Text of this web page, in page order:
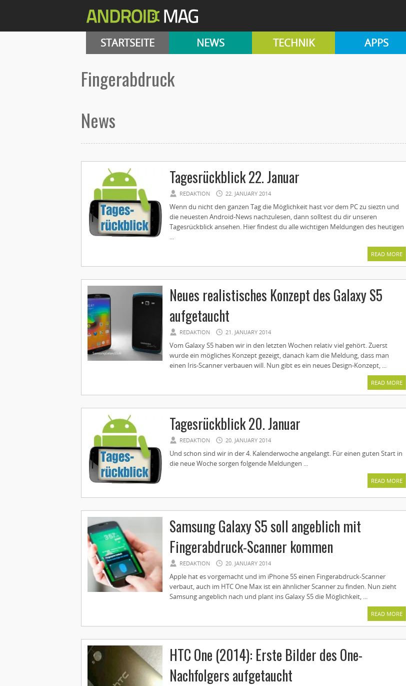
STARTSEITE NEWS TECHNIK APPS
Fingerabdruck
News
Tagesrückblick 22. Januar
REDAKTION 22. JANUARY 2014
Wenn du nicht den ganzen Tag die Möglichkeit hast vor dem PC zu sieztn und
die neuesten Android-News nachzulesen, dann solltest du dir unseren
Tagesrückblick ansehen. Hier findest du alle wichtigen Meldungen des heutigen
...
READ MORE
Neues realistisches Konzept des Galaxy S5
aufgetaucht
REDAKTION 21. JANUARY 2014
Vom Galaxy S5 haben wir in den letzten Wochen relativ viel gehört. Zuerst
wurde ein mögliches Konzept gezeigt, danach kam die Meldung, dass man
einen Iris-Scanner verbauen will. Nun gibt es ein neues Design-Konzept, ...
READ MORE
Tagesrückblick 20. Januar
REDAKTION 20. JANUARY 2014
Und schon sind wir in der 4. Kalenderwoche angelangt. Für einen guten Start in
die neue Woche sorgen folgende Meldungen ...
READ MORE
Samsung Galaxy S5 soll angeblich mit
Fingerabdruck-Scanner kommen
REDAKTION 20. JANUARY 2014
Apple hat es vorgemacht und im iPhone 5S einen Fingerabdruck-Scanner
verbaut, auch im HTC One Max ist ein ähnlicher Scanner zu finden. Nun zieht
Samsung angeblich nach und plant ins Galaxy S5 die Möglichkeit, ...
READ MORE
HTC One (2014): Erste Bilder des One-
Nachfolgers aufgetaucht